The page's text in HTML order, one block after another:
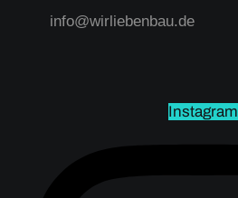
info@wirliebenbau.de
Instagram